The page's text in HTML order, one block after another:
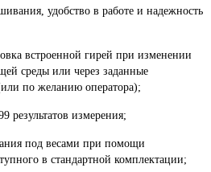
удобство в работе и надежность
встроенной гирей при изменении
среды или через заданные
по желанию оператора);
результатов измерения;
под весами при помощи
в стандартной комплектации;